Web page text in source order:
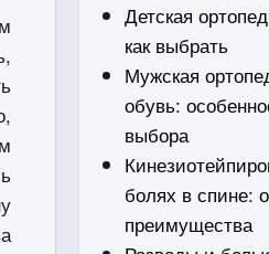
Детская
как выбрать
Мужская
обувь:
выбора
болях в спине:
преимущества